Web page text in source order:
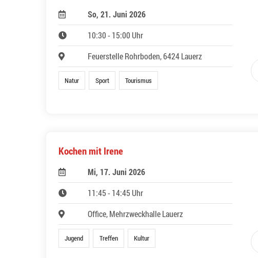
So, 21. Juni 2026
10:30 - 15:00 Uhr
Feuerstelle Rohrboden, 6424 Lauerz
Natur Sport Tourismus
Kochen mit Irene
Mi, 17. Juni 2026
11:45 - 14:45 Uhr
Office, Mehrzweckhalle Lauerz
Jugend Treffen Kultur